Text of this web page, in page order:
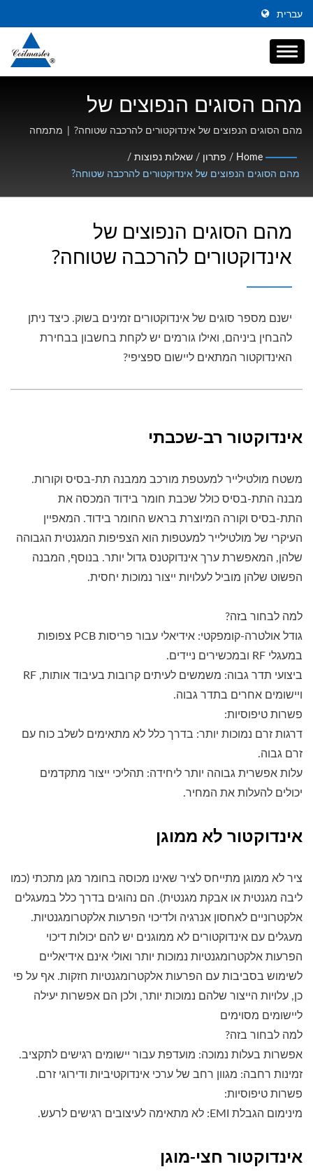
עברית
מהם הסוגים הנפוצים של
אינדוקטורים להרכבה שטוחה? |
יצרן חנקן קו כוח במצב משותף |
Coilmaster Electronics
מהם הסוגים הנפוצים של אינדוקטורים להרכבה שטוחה? | מתמחה
Home
/ פתרון / שאלות נפוצות /
מהם הסוגים הנפוצים של אינדוקטורים להרכבה שטוחה?
מהם הסוגים הנפוצים של
אינדוקטורים להרכבה שטוחה?
ישנם מספר סוגים של אינדוקטורים זמינים בשוק. כיצד ניתן
להבחין ביניהם, ואילו גורמים יש לקחת בחשבון בבחירת
האינדוקטור המתאים ליישום ספציפי?
אינדוקטור רב-שכבתי
משטח מולטילייר למעטפת מורכב ממבנה תת-בסיס וקורות.
מבנה התת-בסיס כולל שכבת חומר בידוד המכסה את
התת-בסיס וקורה המיוצרת בראש החומר בידוד. המאפיין
העיקרי של מולטילייר למעטפות הוא הצפיפות המגנטית הגבוהה
שלהן, המאפשרת ערך אינדוקטנס גדול יותר. בנוסף, המבנה
הפשוט שלהן מוביל לעלויות ייצור נמוכות יחסית.
למה לבחור בזה?
גודל אולטרה-קומפקטי: אידיאלי עבור פריסות PCB צפופות
במעגלי RF ובמכשירים ניידים.
ביצועי תדר גבוה: משמשים לעיתים קרובות בעיבוד אותות, RF
ויישומים אחרים בתדר גבוה.
פשרות טיפוסיות:
דרגות זרם נמוכות יותר: בדרך כלל לא מתאימים לשלב כוח עם
זרם גבוה.
עלות אפשרית גבוהה יותר ליחידה: תהליכי ייצור מתקדמים
יכולים להעלות את המחיר.
אינדוקטור לא ממוגן
ציר לא ממוגן מתייחס לציר שאינו מכוסה בחומר מגן מתכתי (כמו
ליבה מגנטית או אבקת מגנטית). הם נהוגים בדרך כלל במעגלים
אלקטרוניים לאחסון אנרגיה ולדיכוי הפרעות אלקטרומגנטיות.
מעגלים עם אינדוקטורים לא ממוגנים יש להם יכולות דיכוי
הפרעות אלקטרומגנטיות נמוכות יותר ואולי אינם אידיאליים
לשימוש בסביבות עם הפרעות אלקטרומגנטיות חזקות. אף על פי
כן, עלויות הייצור שלהם נמוכות יותר, ולכן הם אפשרות יעילה
ליישומים מסוימים
למה לבחור בזה?
אפשרות בעלות נמוכה: מועדפת עבור יישומים רגישים לתקציב.
זמינות רחבה: מגוון רחב של ערכי אינדוקטיביות ודירוגי זרם.
פשרות טיפוסיות:
מינימום הגבלת EMI: לא מתאימה לעיצובים רגישים לרעש.
אינדוקטור חצי-מוגן